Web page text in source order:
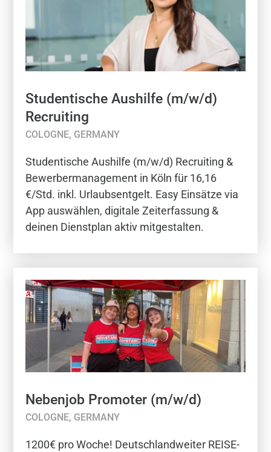
Studentische Aushilfe (m/w/d)
Recruiting
COLOGNE, GERMANY
Studentische Aushilfe (m/w/d) Recruiting &
Bewerbermanagement in Köln für 16,16
€/Std. inkl. Urlaubsentgelt. Easy Einsätze via
App auswählen, digitale Zeiterfassung &
deinen Dienstplan aktiv mitgestalten.
Nebenjob Promoter (m/w/d)
COLOGNE, GERMANY
1200€ pro Woche! Deutschlandweiter REISE-